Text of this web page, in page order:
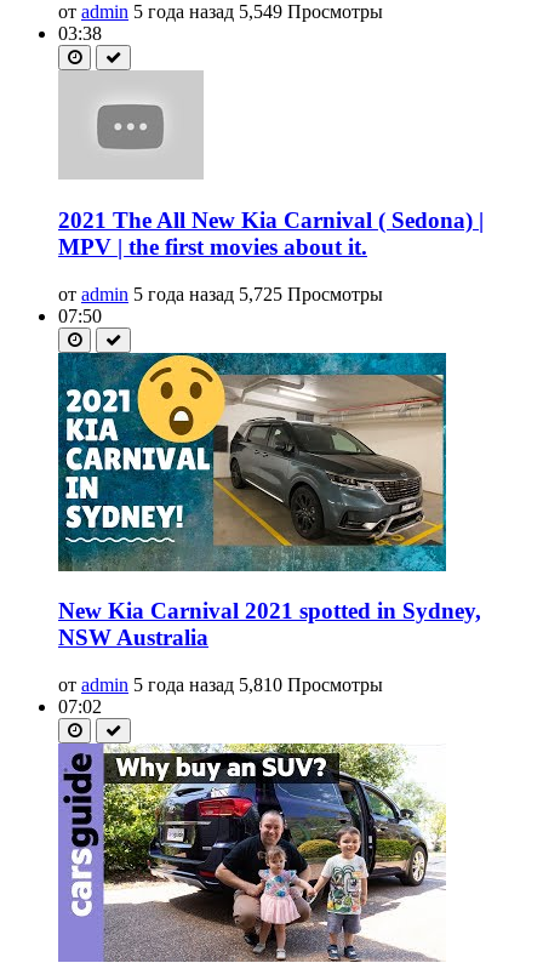
от admin 5 года назад 5,549 Просмотры
03:38
2021 The All New Kia Carnival ( Sedona) |
MPV | the first movies about it.
от admin 5 года назад 5,725 Просмотры
07:50
New Kia Carnival 2021 spotted in Sydney,
NSW Australia
от admin 5 года назад 5,810 Просмотры
07:02